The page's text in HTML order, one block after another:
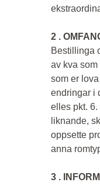
2 .
Bestillinga
av kva
som er
endringar i
elles pkt.
liknande,
oppsette
anna
3 .